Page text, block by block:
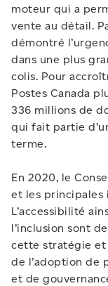
moteur qui a
vente au détail.
démontré
dans une plus
colis. Pour
Postes Canada
336 millions de
qui fait partie
terme.
En 2020, le
et les principales
L’accessibilité
l’inclusion sont
cette stratégie et
de l’adoption de
et de